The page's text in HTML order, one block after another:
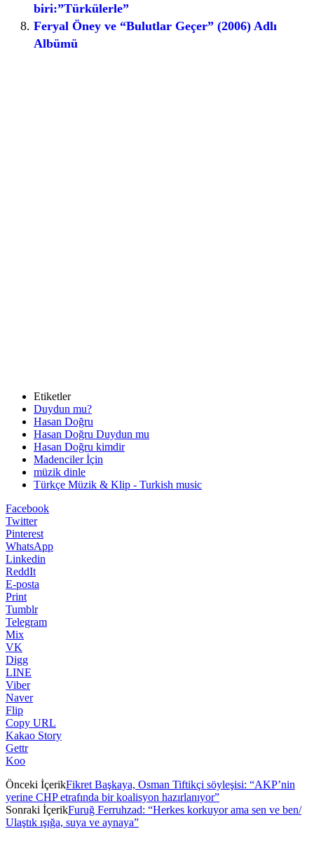
biri:”Türkülerle”
Feryal Öney ve “Bulutlar Geçer” (2006) Adlı
Albümü
Etiketler
Duydun mu?
Hasan Doğru
Hasan Doğru Duydun mu
Hasan Doğru kimdir
Madenciler İçin
müzik dinle
Türkçe Müzik & Klip - Turkish music
Facebook
Twitter
Pinterest
WhatsApp
Linkedin
ReddIt
E-posta
Print
Tumblr
Telegram
Mix
VK
Digg
LINE
Viber
Naver
Flip
Copy URL
Kakao Story
Gettr
Koo
Önceki İçerikFikret Başkaya, Osman Tiftikçi söyleşisi: “AKP’nin
yerine CHP etrafında bir koalisyon hazırlanıyor”
Sonraki İçerikFuruğ Ferruhzad: “Herkes korkuyor ama sen ve ben/
Ulaştık ışığa, suya ve aynaya”